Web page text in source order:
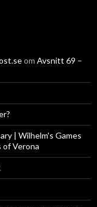
om Avsnitt 69 –
| Wilhelm's Games
Verona